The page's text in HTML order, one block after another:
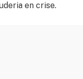
en crise.